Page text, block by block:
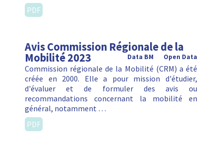
PDF
Avis Commission Régionale de la
Mobilité 2023 Open Data
Data BM
Commission régionale de la Mobilité (CRM) a été
créée en 2000. Elle a pour mission d'étudier,
d'évaluer et de formuler des avis ou
recommandations concernant la mobilité en
général, notamment …
PDF